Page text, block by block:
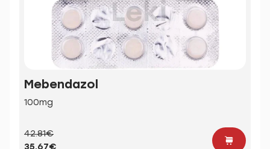
Mebendazol
100mg
42.81€
35.67€